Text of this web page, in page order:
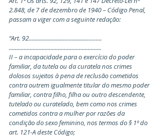
2.848, de 7 de dezembro de 1940 – Código Penal,
passam a viger com a seguinte redação:
“Art. 92.................................................
..............................................................
II – a incapacidade para o exercício do poder
familiar, da tutela ou da curatela nos crimes
dolosos sujeitos à pena de reclusão cometidos
contra outrem igualmente titular do mesmo poder
familiar, contra filho, filha ou outro descendente,
tutelado ou curatelado, bem como nos crimes
cometidos contra a mulher por razões da
condição do sexo feminino, nos termos do § 1º do
art. 121-A deste Código;